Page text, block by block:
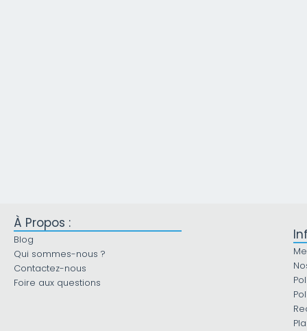
À Propos :
Blog
Qui sommes-nous ?
Contactez-nous
Foire aux questions